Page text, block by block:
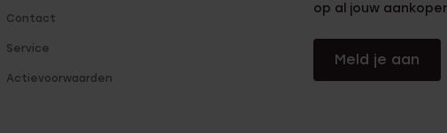
Contact
Service
Actievoorwaarden
op al jouw
Meld je aan